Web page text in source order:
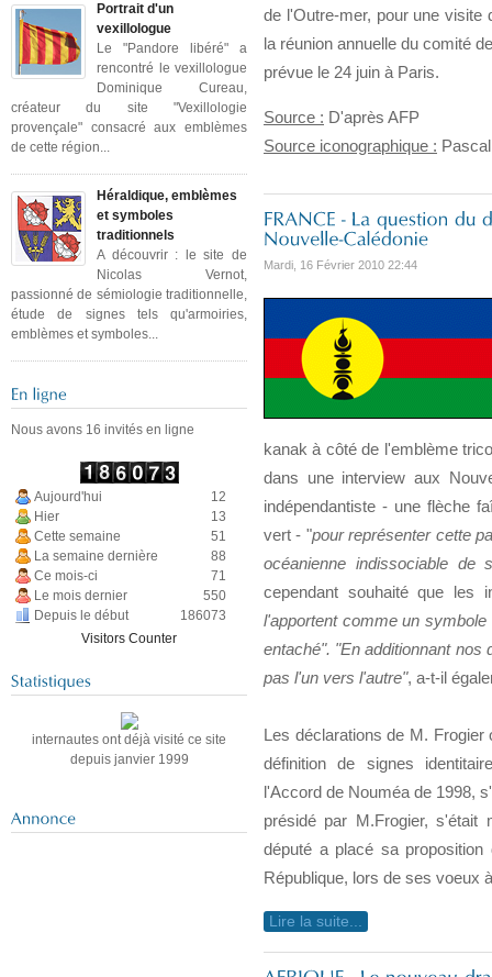
Portrait d'un
vexillologue
Le "Pandore libéré" a
rencontré le vexillologue
Dominique Cureau,
créateur du site "Vexillologie
provençale" consacré aux emblèmes
de cette région...
Héraldique, emblèmes
et symboles
traditionnels
A découvrir : le site de
Nicolas Vernot,
passionné de sémiologie traditionnelle,
étude de signes tels qu'armoiries,
emblèmes et symboles...
Nous avons 16 invités en ligne
Aujourd'hui
12
Hier
13
Cette semaine
51
La semaine dernière
88
Ce mois-ci
71
Le mois dernier
550
Depuis le début
186073
Visitors Counter
internautes ont déjà visité ce site
depuis janvier 1999
de l'Outre-mer, pour une visite
la réunion annuelle du comité
prévue le 24 juin à Paris.
Source : D'après AFP
Source iconographique :
Mardi, 16 Février 2010 22:44
kanak à côté de l'emblème
dans une interview aux
indépendantiste - une flèche
vert - "pour représenter cette
océanienne indissociable de
cependant souhaité que les
l'apportent comme un
entaché". "En additionnant nos
pas l'un vers l'autre", a-t-il
Les déclarations de M.
définition de signes
l'Accord de Nouméa de 1998,
présidé par M.Frogier,
député a placé sa
République, lors de ses voeux
Lire la suite...